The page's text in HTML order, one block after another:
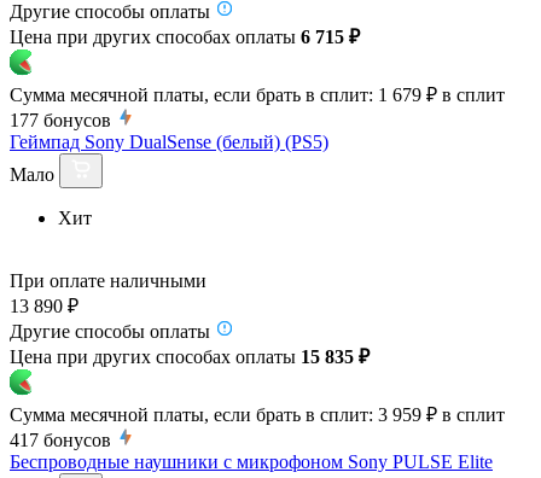
Другие способы оплаты
Цена при других способах оплаты 6 715 ₽
Сумма месячной платы, если брать в сплит: 1 679 ₽ в сплит
177 бонусов
Геймпад Sony DualSense (белый) (PS5)
Мало
Хит
При оплате наличными
13 890 ₽
Другие способы оплаты
Цена при других способах оплаты 15 835 ₽
Сумма месячной платы, если брать в сплит: 3 959 ₽ в сплит
417 бонусов
Беспроводные наушники с микрофоном Sony PULSE Elite